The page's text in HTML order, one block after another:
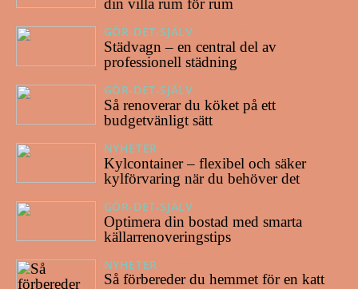
din villa rum för rum
GÖR-DET-SJÄLV
Städvagn – en central del av
professionell städning
GÖR-DET-SJÄLV
Så renoverar du köket på ett
budgetvänligt sätt
NYHETER
Kylcontainer – flexibel och säker
kylförvaring när du behöver det
GÖR-DET-SJÄLV
Optimera din bostad med smarta
källarrenoveringstips
NYHETER
Så förbereder du hemmet för en katt